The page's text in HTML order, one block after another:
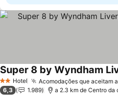
2 Estrelas
Hotel Acomodações que aceitam
6,3 1.989 a 2.3 km de Centro da